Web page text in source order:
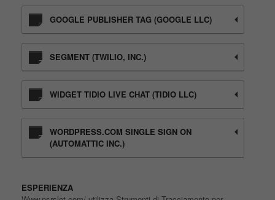
GOOGLE PUBLISHER TAG (GOOGLE LLC)
SEGMENT (TWILIO, INC.)
WIDGET TIDIO LIVE CHAT (TIDIO LLC)
WORDPRESS.COM SINGLE SIGN ON
(AUTOMATTIC INC.)
ESPERIENZA